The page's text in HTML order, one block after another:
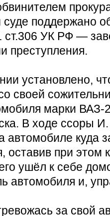
поддержано
ст.306 УК РФ —
преступления.
установлено,
своей
марки ВАЗ-
В ходе ссоры
автомобиле куда
оставив при этом
ушёл к себе
автомобиля и,
за свой